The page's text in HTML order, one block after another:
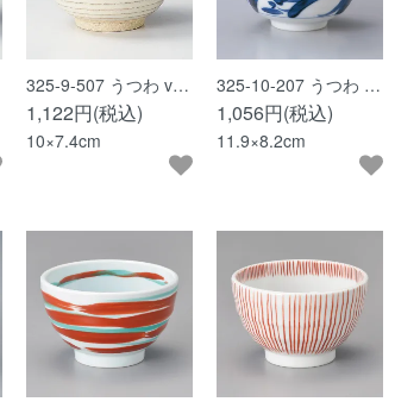
325-9-507 うつわ v…
1,122円(税込)
10×7.4cm
325-10-207 うつわ …
1,056円(税込)
11.9×8.2cm